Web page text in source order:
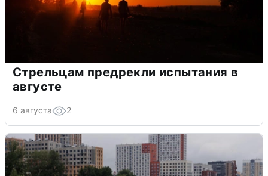
Стрельцам предрекли испытания в
августе
6 августа 2